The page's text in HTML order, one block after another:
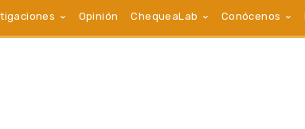
Opinión ChequeaLab Conócenos